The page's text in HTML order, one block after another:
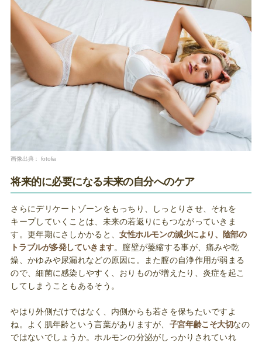
画像出典： fotolia
将来的に必要になる未来の自分へのケア
さらにデリケートゾーンをもっちり、しっとりさせ、それを
キープしていくことは、未来の若返りにもつながっていきま
す。更年期にさしかかると、女性ホルモンの減少により、陰部の
トラブルが多発していきます。膣壁が萎縮する事が、痛みや乾
燥、かゆみや尿漏れなどの原因に。また膣の自浄作用が弱まる
ので、細菌に感染しやすく、おりものが増えたり、炎症を起こ
してしまうこともあるそう。
やはり外側だけではなく、内側からも若さを保ちたいですよ
ね。よく肌年齢という言葉がありますが、 子宮年齢こそ大切なの
ではないでしょうか。ホルモンの分泌がしっかりされていれ